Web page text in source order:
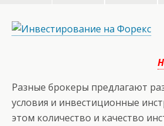
Разные брокеры предлагают
условия и инвестиционные
этом количество и качество